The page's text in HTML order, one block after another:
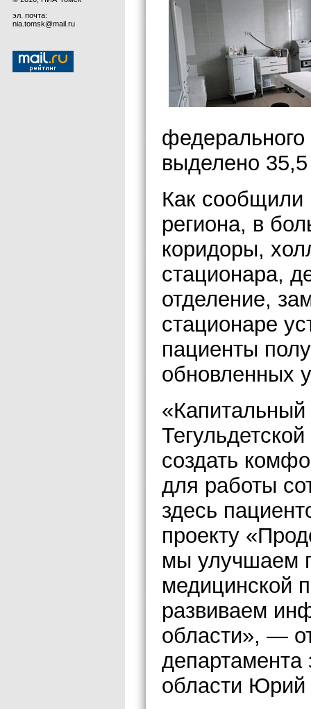
эл. почта:
nia.tomsk@mail.ru
выделено
Как
региона, в
коридоры,
стационара,
отделение,
стационаре
пациенты
обновленных
создать
для работы
здесь
проекту
мы улучшаем
медицинской
развиваем
области», —
департамента
области Юрий